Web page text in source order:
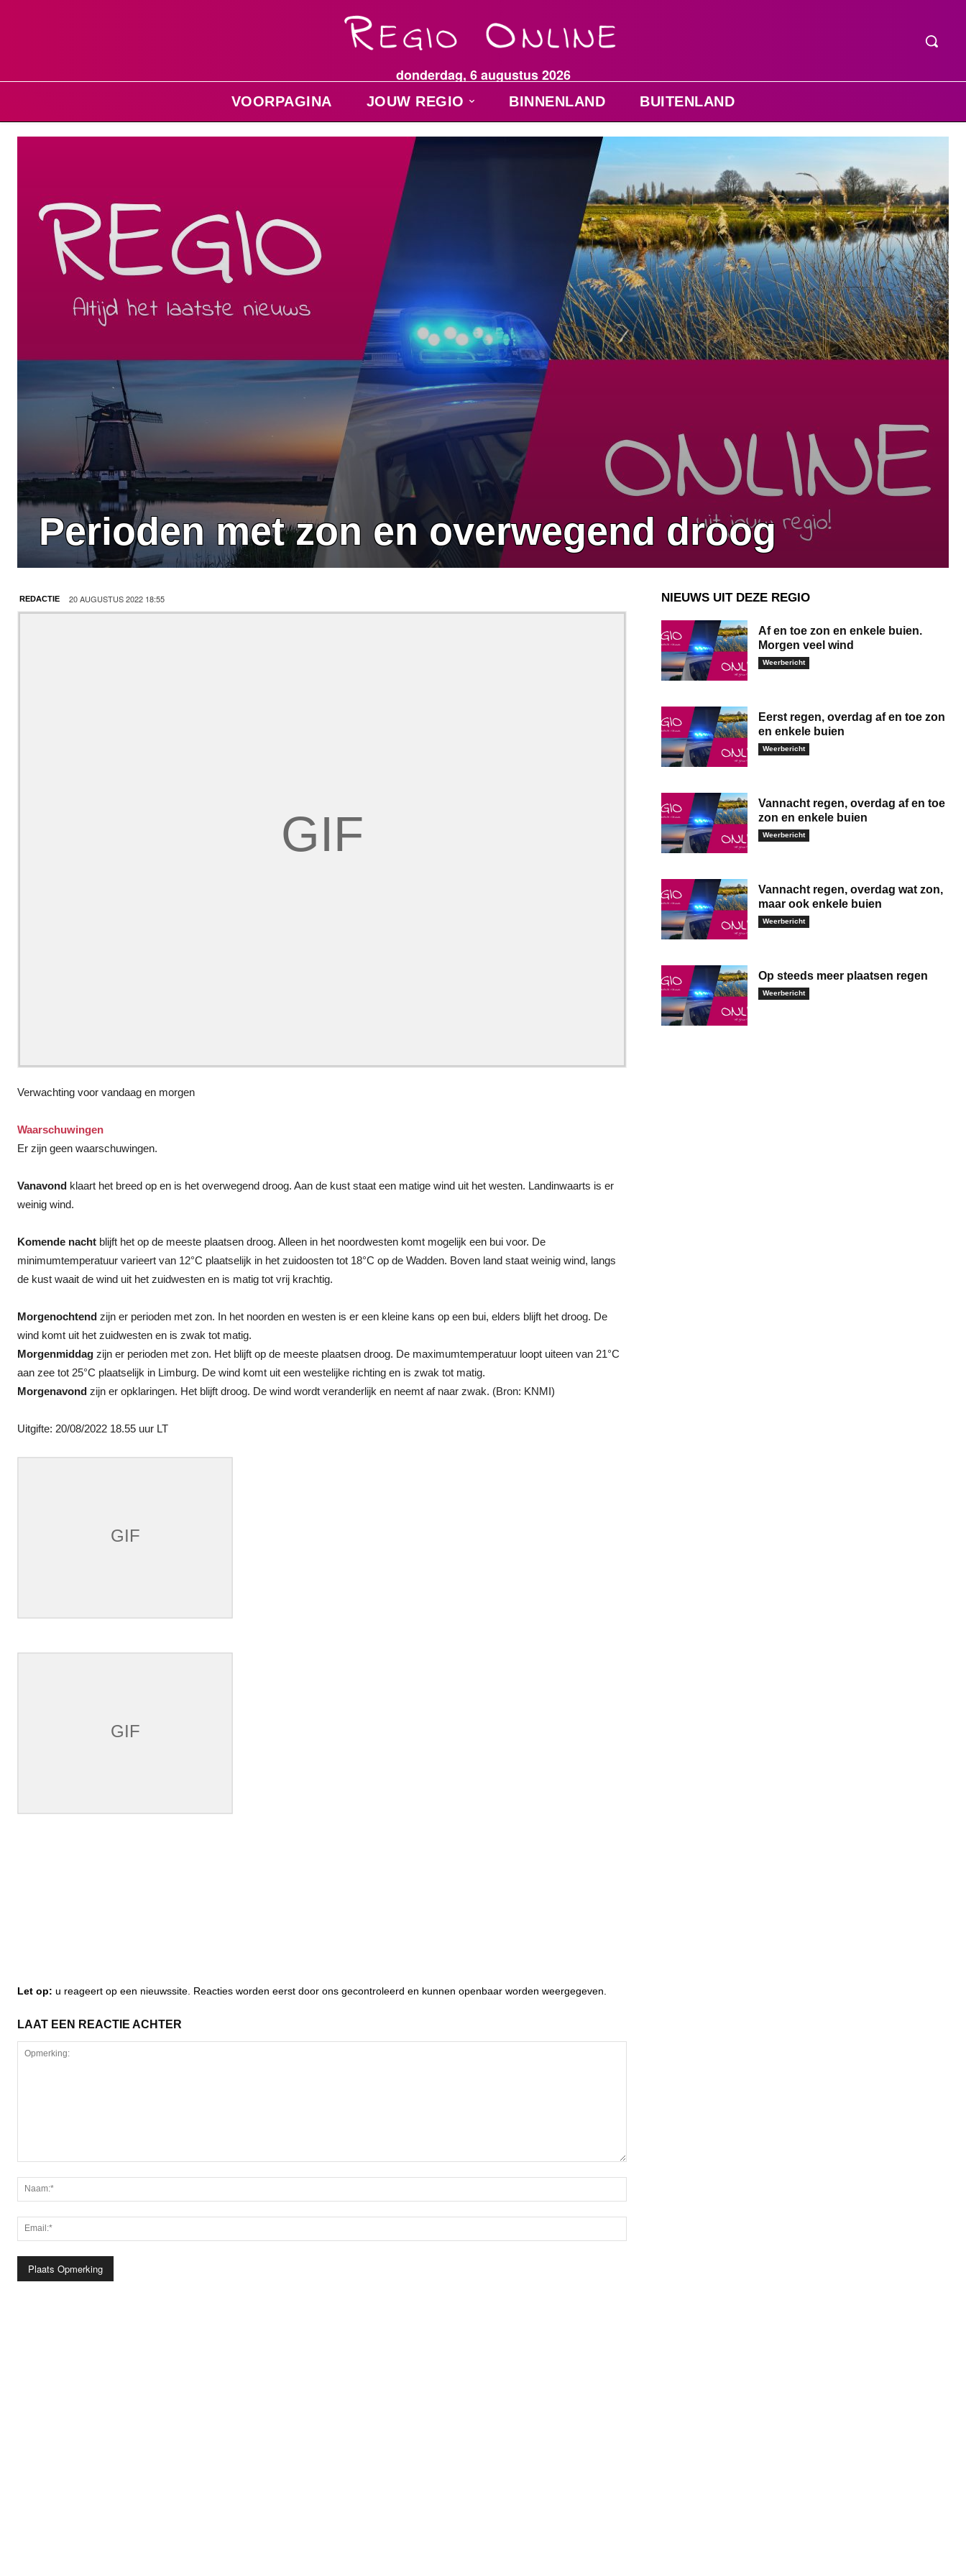
donderdag, 6 augustus 2026
VOORPAGINA JOUW REGIO BINNENLAND BUITENLAND
Perioden met zon en overwegend droog
REDACTIE 20 AUGUSTUS 2022 18:55
Verwachting voor vandaag en morgen
Waarschuwingen
Er zijn geen waarschuwingen.
Vanavond klaart het breed op en is het overwegend droog. Aan de kust staat een matige wind uit het westen. Landinwaarts is er
weinig wind.
Komende nacht blijft het op de meeste plaatsen droog. Alleen in het noordwesten komt mogelijk een bui voor. De
minimumtemperatuur varieert van 12°C plaatselijk in het zuidoosten tot 18°C op de Wadden. Boven land staat weinig wind, langs
de kust waait de wind uit het zuidwesten en is matig tot vrij krachtig.
Morgenochtend zijn er perioden met zon. In het noorden en westen is er een kleine kans op een bui, elders blijft het droog. De
wind komt uit het zuidwesten en is zwak tot matig.
Morgenmiddag zijn er perioden met zon. Het blijft op de meeste plaatsen droog. De maximumtemperatuur loopt uiteen van 21°C
aan zee tot 25°C plaatselijk in Limburg. De wind komt uit een westelijke richting en is zwak tot matig.
Morgenavond zijn er opklaringen. Het blijft droog. De wind wordt veranderlijk en neemt af naar zwak. (Bron: KNMI)
Uitgifte: 20/08/2022 18.55 uur LT
Let op: u reageert op een nieuwssite. Reacties worden eerst door ons gecontroleerd en kunnen openbaar worden weergegeven.
LAAT EEN REACTIE ACHTER
NIEUWS UIT DEZE REGIO
Af en toe zon en enkele buien.
Morgen veel wind
Weerbericht
Eerst regen, overdag af en toe zon
en enkele buien
Weerbericht
Vannacht regen, overdag af en toe
zon en enkele buien
Weerbericht
Vannacht regen, overdag wat zon,
maar ook enkele buien
Weerbericht
Op steeds meer plaatsen regen
Weerbericht